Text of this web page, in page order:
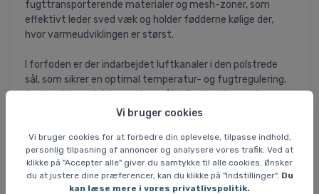
Vi bruger cookies
Vi bruger cookies for at forbedre din oplevelse, tilpasse indhold,
personlig tilpasning af annoncer og analysere vores trafik. Ved at
klikke på "Accepter alle" giver du samtykke til alle cookies. Ønsker
du at justere dine præferencer, kan du klikke på "Indstillinger". Du
kan læse mere i vores privatlivspolitik.
fugttransporterende materialer og mesh-zoner, som
effektivt leder sved væk og holder fødderne kølige der,
hvor varmeudviklingen er størst.
I forfoden er der indarbejdet luftkanaler i den polstrede
sål, som sikrer en optimal temperatur- og fugtregulering.
Anatomiske polstringer giver pålidelig støddæmpning og
beskytter mod tryk og friktion ? især omkring hæl, forfod
Strømpens tre-dimensionelle overflade forbedrer grebet i
skoen, mens den skræddersyede tåboks til højre og
venstre fod øger komforten og den præcise pasform.